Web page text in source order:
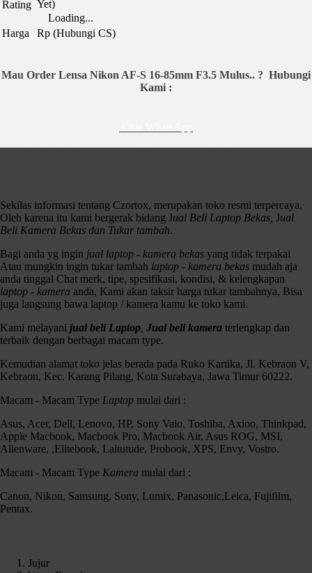
Rating Yet)
Loading...
Harga
Rp (Hubungi CS)
Mau Order Lensa Nikon AF-S 16-85mm F3.5 Mulus.. ? Hubungi
Kami :
Lensa Nikon AF-S 16-85mm
Kondisi :
Fisik 95% Mulus
Kelengkapan :
Sekilas informasi tentang Czortox, merupakan toko resmi terpercaya.
Oleh karena itu kami bergerak bidang Jual Beli Laptop Bekas, Jual
Beli Kamera Bekas dan Tukar tambah.
Bagi anda yg ingin jual laptop - kamera bekas yang tidak terpakai
Atau mungkin ingin tukar tambah laptop - kamera bekas mudah aja
anda tinggal Chat merk, tipe, spesifikasi, kondisi, & kelengkapan
laptop - kamera anda, Kami akan taksir harga tukar tambahnya, Bisa
juga langsung bawa laptop / kamera kamu ke toko kami.
Kami melayani jual beli Laptop Jual beli kamera terlengkap dan
terbaik dengan berbagai macam type.
Kemudian alamat toko jelas berada pada Ruko Kartika, Jl. Kebraon V,
Kebraon, Kec. Karang Pilang, Kota Surabaya, Jawa Timur 60222.
Macam - Macam Type Laptop mulai dari :
Asus, Acer, Dell, Lenovo, HP, Sony Vaio, Toshiba, Axioo, Thinkpad,
Apple Macbook, Macbook Pro, Macbook Air, Asus ROG, MSI,
Alienware, ,Elitebook, Laitutude, Probook, XPS, Envy, Vostro.
Macam - Macam Type Kamera mulai dari :
Canon, Nikon, Samsung, Sony, Lumix, Panasonic,Leica, Fujifilm,
Pentax.
Jujur